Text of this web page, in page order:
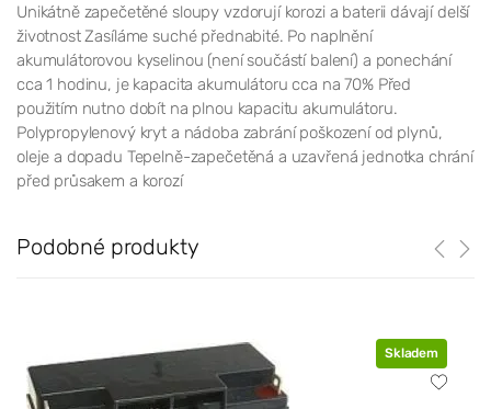
Unikátně zapečetěné sloupy vzdorují korozi a baterii dávají delší
životnost Zasíláme suché přednabité. Po naplnění
akumulátorovou kyselinou (není součástí balení) a ponechání
cca 1 hodinu, je kapacita akumulátoru cca na 70% Před
použitím nutno dobít na plnou kapacitu akumulátoru.
Polypropylenový kryt a nádoba zabrání poškození od plynů,
oleje a dopadu Tepelně-zapečetěná a uzavřená jednotka chrání
před průsakem a korozí
Podobné produkty
Skladem